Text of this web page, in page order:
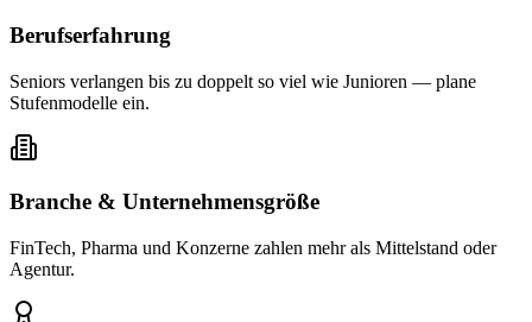
Berufserfahrung
Seniors verlangen bis zu doppelt so viel wie Junioren — plane
Stufenmodelle ein.
Branche & Unternehmensgröße
FinTech, Pharma und Konzerne zahlen mehr als Mittelstand oder
Agentur.